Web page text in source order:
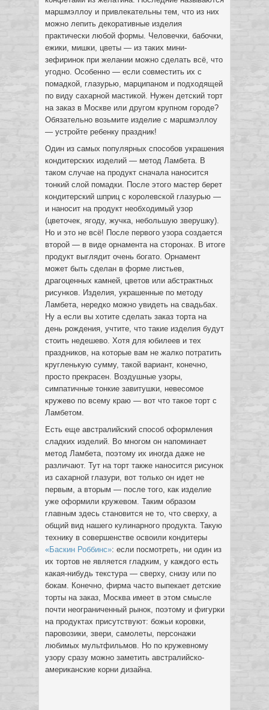
маршмэллоу и привлекательны тем, что из них
можно лепить декоративные изделия
практически любой формы. Человечки, бабочки,
ежики, мишки, цветы — из таких мини-
зефиринок при желании можно сделать всё, что
угодно. Особенно — если совместить их с
помадкой, глазурью, марципаном и подходящей
по виду сахарной мастикой. Нужен детский торт
на заказ в Москве или другом крупном городе?
Обязательно возьмите изделие с маршмэллоу
— устройте ребенку праздник!
Один из самых популярных способов украшения
кондитерских изделий — метод Ламбета. В
таком случае на продукт сначала наносится
тонкий слой помадки. После этого мастер берет
кондитерский шприц с королевской глазурью —
и наносит на продукт необходимый узор
(цветочек, ягоду, жучка, небольшую зверушку).
Но и это не всё! После первого узора создается
второй — в виде орнамента на сторонах. В итоге
продукт выглядит очень богато. Орнамент
может быть сделан в форме листьев,
драгоценных камней, цветов или абстрактных
рисунков. Изделия, украшенные по методу
Ламбета, нередко можно увидеть на свадьбах.
Ну а если вы хотите сделать заказ торта на
день рождения, учтите, что такие изделия будут
стоить недешево. Хотя для юбилеев и тех
праздников, на которые вам не жалко потратить
кругленькую сумму, такой вариант, конечно,
просто прекрасен. Воздушные узоры,
симпатичные тонкие завитушки, невесомое
кружево по всему краю — вот что такое торт с
Ламбетом.
Есть еще австралийский способ оформления
сладких изделий. Во многом он напоминает
метод Ламбета, поэтому их иногда даже не
различают. Тут на торт также наносится рисунок
из сахарной глазури, вот только он идет не
первым, а вторым — после того, как изделие
уже оформили кружевом. Таким образом
главным здесь становится не то, что сверху, а
общий вид нашего кулинарного продукта. Такую
технику в совершенстве освоили кондитеры
«Баскин Роббинс»: если посмотреть, ни один из
их тортов не является гладким, у каждого есть
какая-нибудь текстура — сверху, снизу или по
бокам. Конечно, фирма часто выпекает детские
торты на заказ, Москва имеет в этом смысле
почти неограниченный рынок, поэтому и фигурки
на продуктах присутствуют: божьи коровки,
паровозики, звери, самолеты, персонажи
любимых мультфильмов. Но по кружевному
узору сразу можно заметить австралийско-
американские корни дизайна.